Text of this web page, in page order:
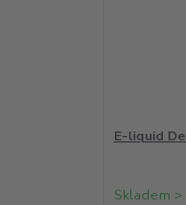
E-liquid
Skladem >